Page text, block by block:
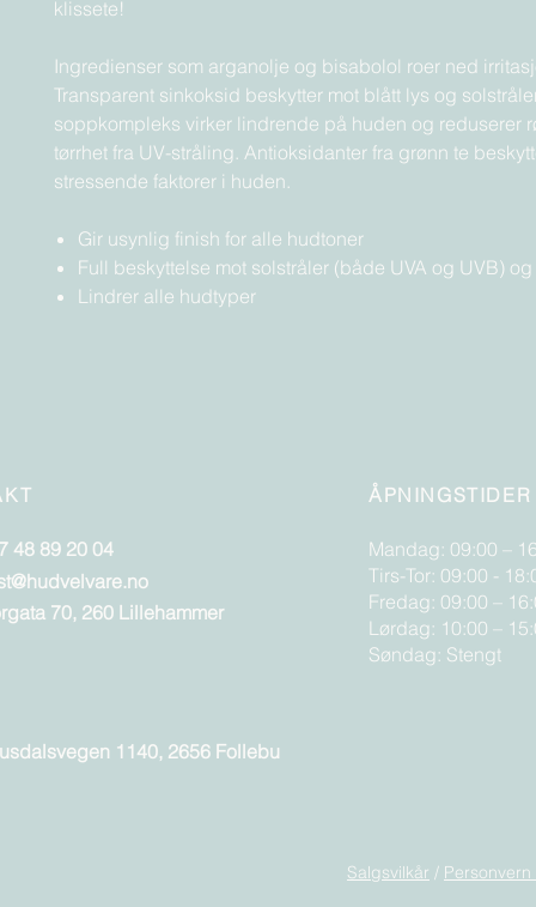
klissete!
Ingredienser som arganolje og bisabolol roer ned
Transparent sinkoksid beskytter mot blått lys og
soppkompleks virker lindrende på huden og reduserer
tørrhet fra UV-stråling. Antioksidanter fra grønn te
stressende faktorer i huden.
Gir usynlig finish for alle hudtoner
Full beskyttelse mot solstråler (både UVA og UVB)
Lindrer alle hudtyper
48 89 20 04
70, 260 Lillehammer
ÅPNINGSTIDER
Mandag: 09:00 –
Tirs-Tor: 09:00 -
Fredag: 09:00 –
Lørdag: 10:00 –
Søndag: Stengt
1140, 2656 Follebu
Salgsvilkår / Personvern